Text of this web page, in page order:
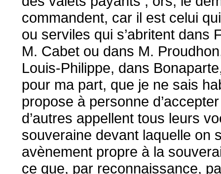
commandent, car il est celui
ou serviles qui s’abritent dans
M. Cabet ou dans M.
Louis-Philippe, dans
pour ma part, que je ne sais
propose à personne
d’autres appellent tous leurs
souveraine devant laquelle on
avènement propre à la
ce que, par reconnaissance,